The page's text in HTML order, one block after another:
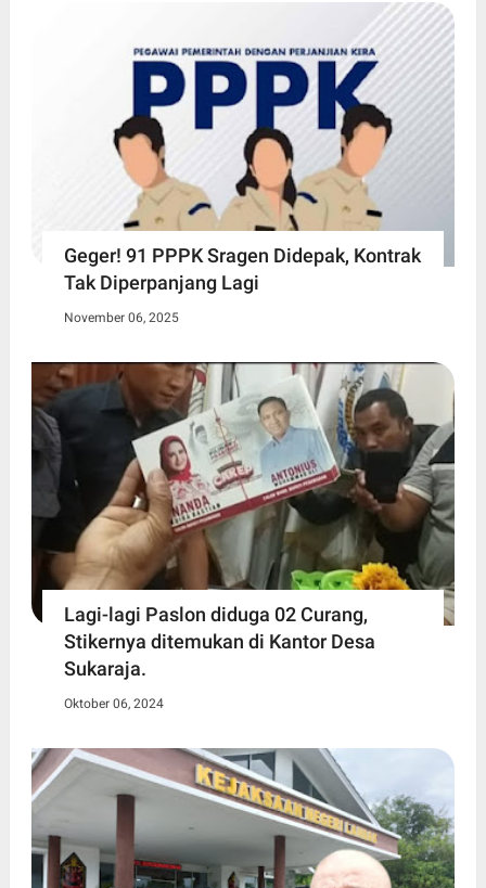
Geger! 91 PPPK Sragen Didepak, Kontrak
Tak Diperpanjang Lagi
November 06, 2025
Lagi-lagi Paslon diduga 02 Curang,
Stikernya ditemukan di Kantor Desa
Sukaraja.
Oktober 06, 2024